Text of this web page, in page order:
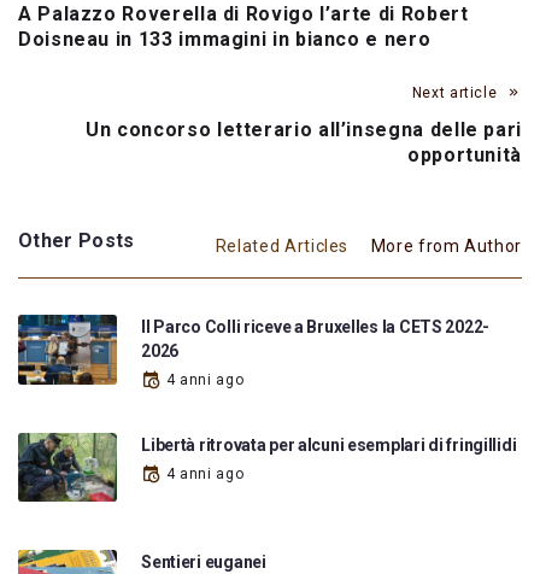
A Palazzo Roverella di Rovigo l’arte di Robert
Doisneau in 133 immagini in bianco e nero
Next article
Un concorso letterario all’insegna delle pari
opportunità
Other Posts Related Articles More from Author
Il Parco Colli riceve a Bruxelles la CETS 2022-
2026
4 anni ago
Libertà ritrovata per alcuni esemplari di fringillidi
4 anni ago
Sentieri euganei